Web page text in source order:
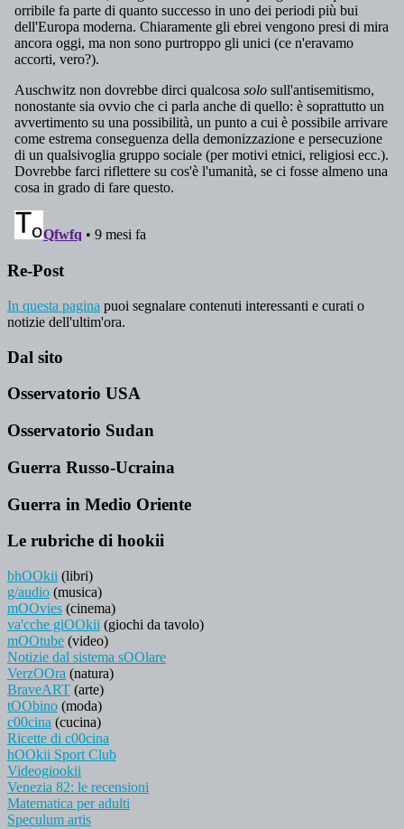
Re-Post
In questa pagina puoi segnalare contenuti interessanti e curati o
notizie dell'ultim'ora.
Dal sito
Osservatorio USA
Osservatorio Sudan
Guerra Russo-Ucraina
Guerra in Medio Oriente
Le rubriche di hookii
bhOOkii (libri)
g/audio (musica)
mOOvies (cinema)
va'cche giOOkii (giochi da tavolo)
mOOtube (video)
Notizie dal sistema sOOlare
VerzOOra (natura)
BraveART (arte)
tOObino (moda)
c00cina (cucina)
Ricette di c00cina
hOOkii Sport Club
Videogiookii
Venezia 82: le recensioni
Matematica per adulti
Speculum artis